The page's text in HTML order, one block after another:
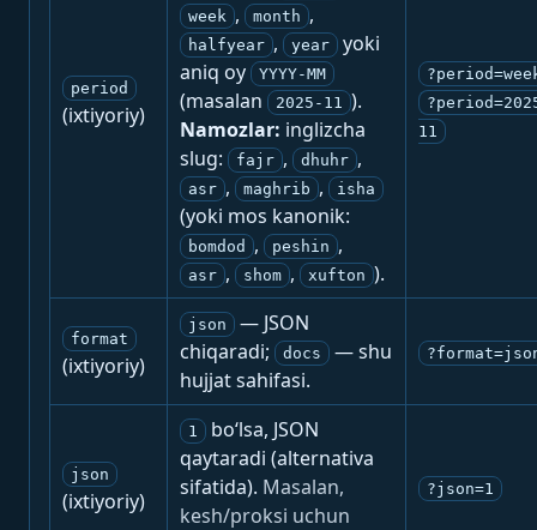
period
(ixtiyoriy)
week , month ,
halfyear , year
yoki
aniq oy
YYYY-MM
(masalan 2025-11 ).
Namozlar: inglizcha
slug:
fajr , dhuhr ,
asr , maghrib , isha
(yoki mos kanonik:
bomdod , peshin ,
asr , shom , xufton ).
11
format
(ixtiyoriy)
json
— JSON
chiqaradi;
docs
— shu
hujjat sahifasi.
json
(ixtiyoriy)
1
bo‘lsa, JSON
qaytaradi (alternativa
sifatida). Masalan,
kesh/proksi uchun
?json=1